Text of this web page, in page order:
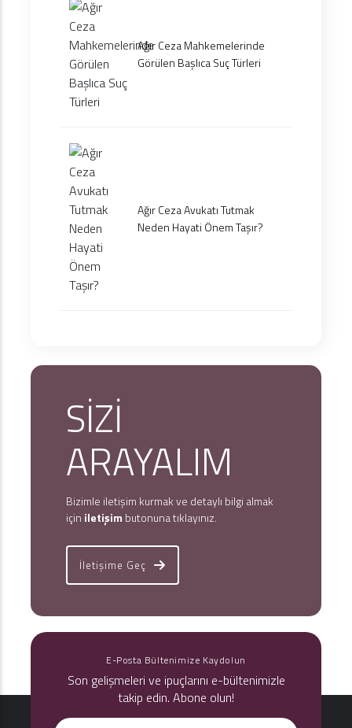
Ağır Ceza Mahkemelerinde
Görülen Başlıca Suç Türleri
Ağır Ceza Avukatı Tutmak
Neden Hayati Önem Taşır?
SİZİ
ARAYALIM
Bizimle iletişim kurmak ve detaylı bilgi almak
için iletişim butonuna tıklayınız.
İletişime Geç
E-Posta Bültenimize Kaydolun
Son gelişmeleri ve ipuçlarını e-bültenimizle
takip edin. Abone olun!